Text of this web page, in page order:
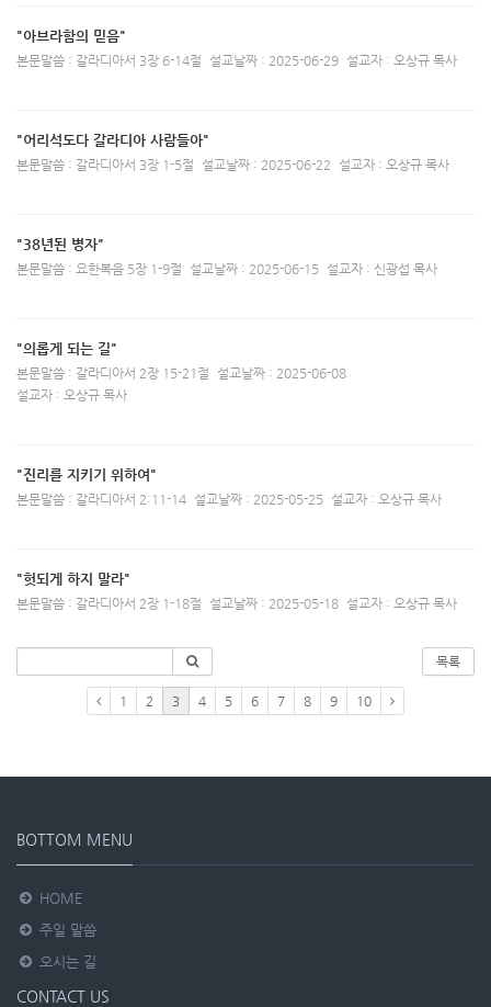
"아브라함의 믿음"
본문말씀 : 갈라디아서 3장 6-14절 설교날짜 : 2025-06-29 설교자 : 오상규 목사
"어리석도다 갈라디아 사람들아"
본문말씀 : 갈라디아서 3장 1-5절 설교날짜 : 2025-06-22 설교자 : 오상규 목사
"38년된 병자"
본문말씀 : 요한복음 5장 1-9절 설교날짜 : 2025-06-15 설교자 : 신광섭 목사
"의롭게 되는 길"
본문말씀 : 갈라디아서 2장 15-21절
설교날짜 : 2025-06-08
설교자 : 오상규 목사
"진리를 지키기 위하여"
본문말씀 : 갈라디아서 2:11-14 설교날짜 : 2025-05-25 설교자 : 오상규 목사
"헛되게 하지 말라"
본문말씀 : 갈라디아서 2장 1-18절 설교날짜 : 2025-05-18 설교자 : 오상규 목사
목록
1 2 3 4 5 6 7 8 9 10
BOTTOM MENU
HOME
주일 말씀
오시는 길
CONTACT US